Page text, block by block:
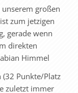
großen
zum jetzigen
gerade wenn
direkten
Himmel
(32 Punkte/Platz
zuletzt immer